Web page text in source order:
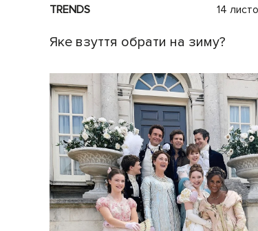
TRENDS 14
Яке взуття обрати на зиму?